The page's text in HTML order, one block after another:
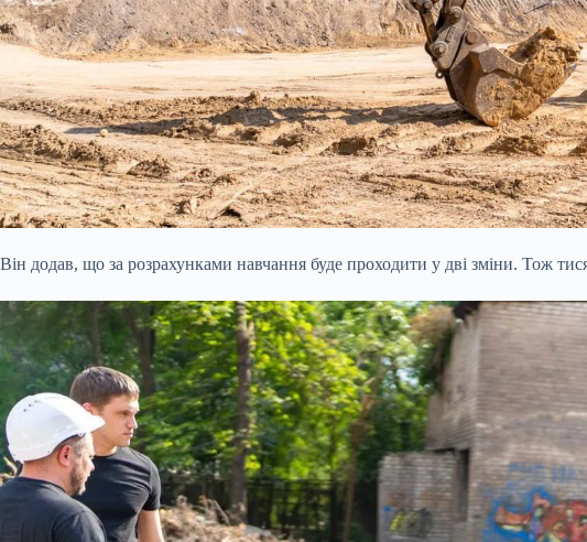
Він додав, що за розрахунками навчання буде проходити у дві зміни. Тож